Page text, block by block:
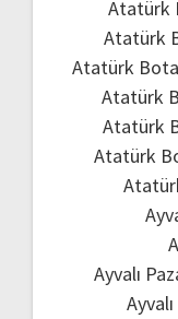
Atatürk
Atatürk
Atatürk
Atatürk
Atatürk
Atatürk
Ayvalı